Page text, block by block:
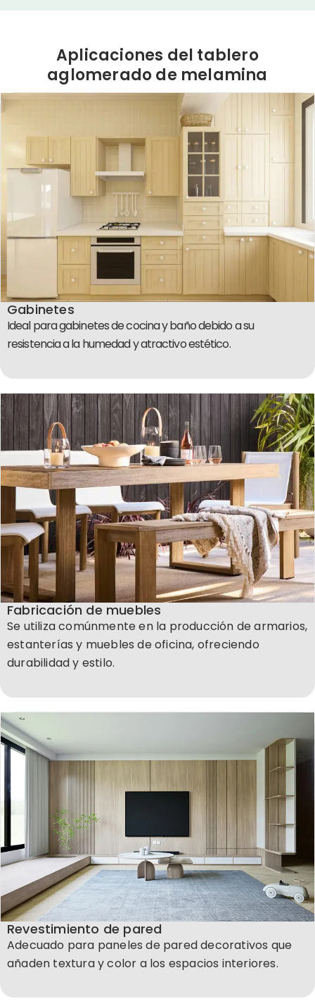
Aplicaciones del tablero
aglomerado de melamina
Gabinetes
Ideal para gabinetes de cocina y baño debido a su
resistencia a la humedad y atractivo estético.
Fabricación de muebles
Se utiliza comúnmente en la producción de armarios,
estanterías y muebles de oficina, ofreciendo
durabilidad y estilo.
Revestimiento de pared
Adecuado para paneles de pared decorativos que
añaden textura y color a los espacios interiores.